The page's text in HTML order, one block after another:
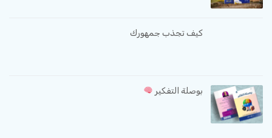
كيف تجذب جمهورك
بوصلة التفكير